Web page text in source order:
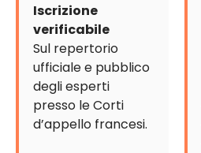
Iscrizione
verificabile
Sul repertorio
ufficiale e pubblico
degli esperti
presso le Corti
d’appello francesi.